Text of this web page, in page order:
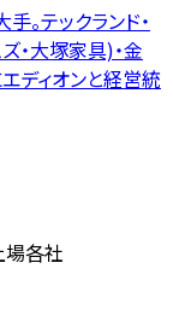
テックランド・
・大塚家具)・金
ディオンと経営統
場各社